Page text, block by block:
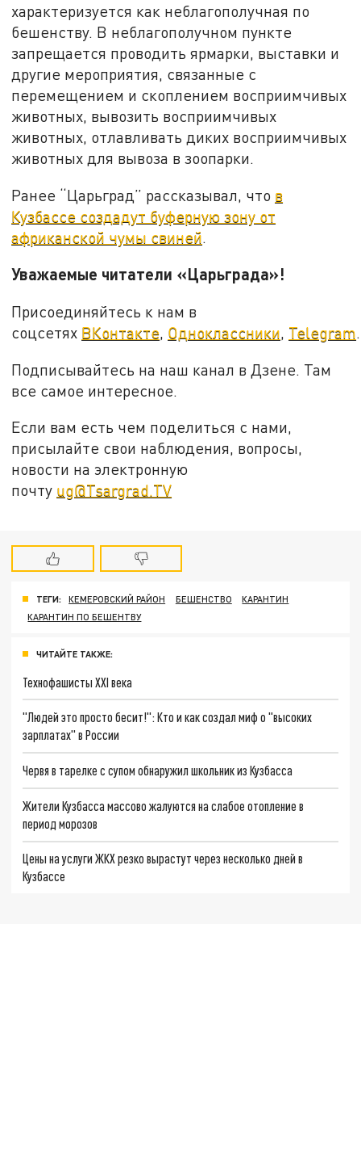
характеризуется как неблагополучная по
бешенству. В неблагополучном пункте
запрещается проводить ярмарки, выставки и
другие мероприятия, связанные с
перемещением и скоплением восприимчивых
животных, вывозить восприимчивых
животных, отлавливать диких восприимчивых
животных для вывоза в зоопарки.
Ранее “Царьград” рассказывал, что в
Кузбассе создадут буферную зону от
африканской чумы свиней
Уважаемые читатели «Царьграда»!
Присоединяйтесь к нам в
соцсетях ВКонтакте, Одноклассники, Telegram.
Подписывайтесь на наш канал в Дзене. Там
все самое интересное.
Если вам есть чем поделиться с нами,
присылайте свои наблюдения, вопросы,
новости на электронную
почту ug@Tsargrad.TV
ТЕГИ: КЕМЕРОВСКИЙ РАЙОН БЕШЕНСТВО
КАРАНТИН
КАРАНТИН ПО БЕШЕНТВУ
ЧИТАЙТЕ ТАКЖЕ:
Технофашисты XXI века
"Людей это просто бесит!": Кто и как создал миф о "высоких
зарплатах" в России
Червя в тарелке с супом обнаружил школьник из Кузбасса
Жители Кузбасса массово жалуются на слабое отопление в
период морозов
Цены на услуги ЖКХ резко вырастут через несколько дней в
Кузбассе